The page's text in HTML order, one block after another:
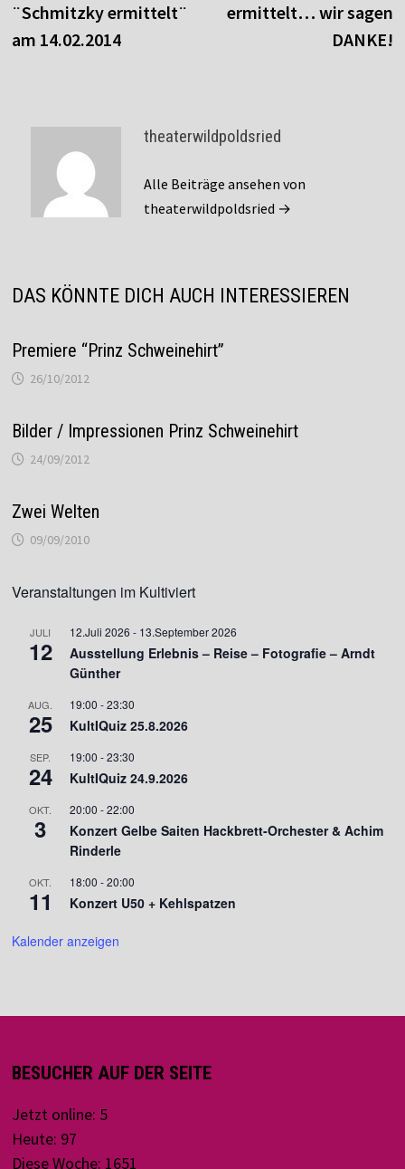
¨Schmitzky ermittelt¨
am 14.02.2014
ermittelt… wir sagen
DANKE!
theaterwildpoldsried
Alle Beiträge ansehen von
theaterwildpoldsried →
DAS KÖNNTE DICH AUCH INTERESSIEREN
Premiere “Prinz Schweinehirt”
26/10/2012
Bilder / Impressionen Prinz Schweinehirt
24/09/2012
Zwei Welten
09/09/2010
Veranstaltungen im Kultiviert
JULI
12
12.Juli 2026 - 13.September 2026
Ausstellung Erlebnis – Reise – Fotografie – Arndt
Günther
AUG.
25
19:00 -23:30
KultIQuiz 25.8.2026
SEP.
24
19:00 -23:30
KultIQuiz 24.9.2026
OKT.
3
20:00 -22:00
Konzert Gelbe Saiten Hackbrett-Orchester & Achim
Rinderle
OKT.
11
18:00 -20:00
Konzert U50 + Kehlspatzen
Kalender anzeigen
BESUCHER AUF DER SEITE
Jetzt online: 5
Heute: 97
Diese Woche: 1651